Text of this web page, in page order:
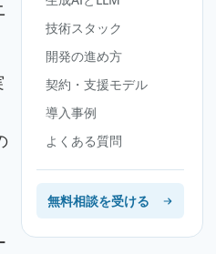
技術スタック
開発の進め方
契約・支援モデル
導入事例
よくある質問
無料相談を受ける